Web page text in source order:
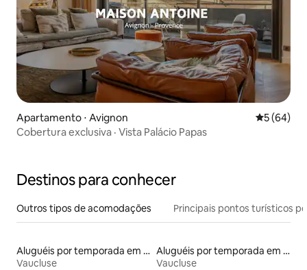
Apartamento ⋅ Avignon 5 de uma
5 (64)
Cobertura exclusiva · Vista Palácio Papas
Destinos para conhecer
Outros tipos de acomodações Principais pontos turísticos
Aluguéis por temporada em acampamentos
Vaucluse
Aluguéis por temporada em hotéis-fazenda
Vaucluse